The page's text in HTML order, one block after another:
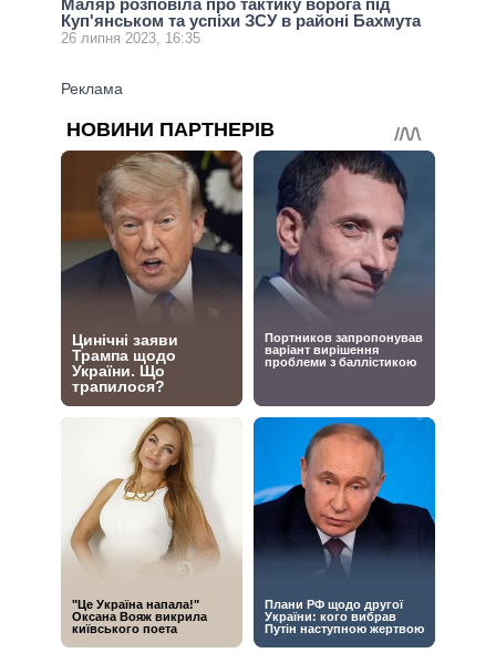
Маляр розповіла про тактику ворога під
Куп'янськом та успіхи ЗСУ в районі Бахмута
26 липня 2023, 16:35